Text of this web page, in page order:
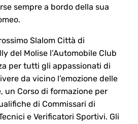
sempre a bordo della sua
Slalom Città di
del Molise l’Automobile Club
per tutti gli appassionati di
da vicino l’emozione delle
un Corso di formazione per
di Commissari di
e Verificatori Sportivi. Gli